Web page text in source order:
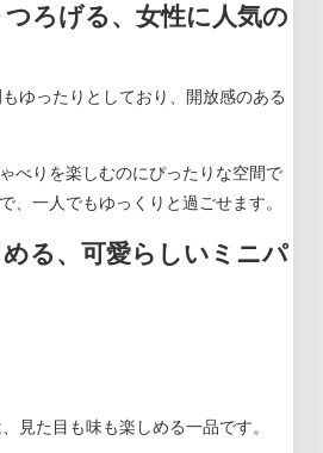
ろげる、女性に人気の
ゆったりとしており、開放感のある
べりを楽しむのにぴったりな空間で
、一人でもゆっくりと過ごせます。
る、可愛らしいミニパ
見た目も味も楽しめる一品です。